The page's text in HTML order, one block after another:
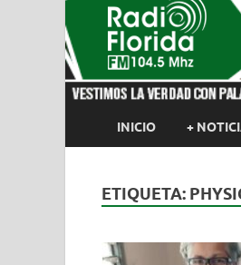
INICIO +
ETIQUETA: